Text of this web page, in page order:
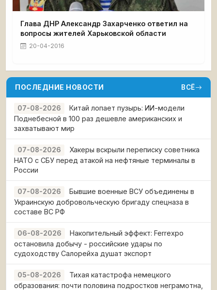
Глава ДНР Александр Захарченко ответил на
вопросы жителей Харьковской области
20-04-2016
ПОСЛЕДНИЕ НОВОСТИ ВСЁ
07-08-2026
Китай лопает пузырь: ИИ-модели
Поднебесной в 100 раз дешевле американских и
захватывают мир
07-08-2026
Хакеры вскрыли переписку советника
НАТО с СБУ перед атакой на нефтяные терминалы в
России
07-08-2026
Бывшие военные ВСУ объединены в
Украинскую добровольческую бригаду спецназа в
составе ВС РФ
06-08-2026
Накопительный эффект: Ferrexpo
остановила добычу - российские удары по
судоходству Салорейха душат экспорт
05-08-2026
Тихая катастрофа немецкого
образования: почти половина подростков неграмотна,